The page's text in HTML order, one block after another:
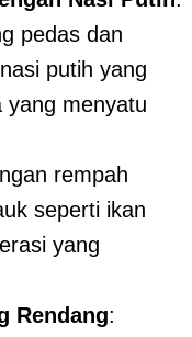
pedas dan
putih yang
yang menyatu
rempah
seperti ikan
yang
Rendang: